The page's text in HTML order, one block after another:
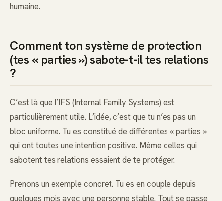
humaine.
Comment ton système de protection
(tes « parties ») sabote-t-il tes relations
?
C’est là que l’IFS (Internal Family Systems) est
particulièrement utile. L’idée, c’est que tu n’es pas un
bloc uniforme. Tu es constitué de différentes « parties »
qui ont toutes une intention positive. Même celles qui
sabotent tes relations essaient de te protéger.
Prenons un exemple concret. Tu es en couple depuis
quelques mois avec une personne stable. Tout se passe